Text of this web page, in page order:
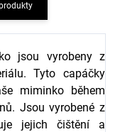
jsou vyrobeny z
Tyto capáčky
miminko během
Jsou vyrobené z
jejich čištění a